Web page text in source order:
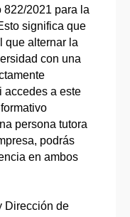
822/2021 para la
significa que
que alternar la
con una
accedes a este
persona tutora
podrás
en ambos
Dirección de